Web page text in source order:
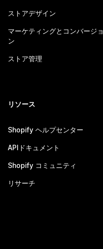
ストアデザイン
マーケティングとコンバージョ
ン
ストア管理
リソース
Shopify ヘルプセンター
APIドキュメント
Shopify コミュニティ
リサーチ